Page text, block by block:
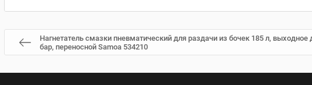
Нагнетатель смазки пневматический для раздачи из бочек 185 л, выходное
бар, переносной Samoa 534210